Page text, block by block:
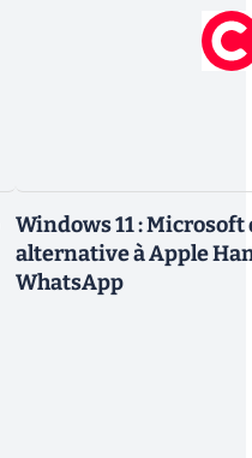
Windows 11 :
alternative à Apple
WhatsApp